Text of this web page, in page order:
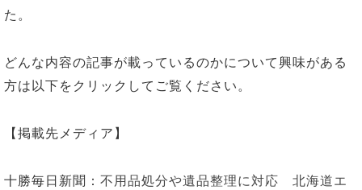
た。
どんな内容の記事が載っているのかについて興味がある
方は以下をクリックしてご覧ください。
【掲載先メディア】
十勝毎日新聞： 不用品処分や遺品整理に対応 北海道エ